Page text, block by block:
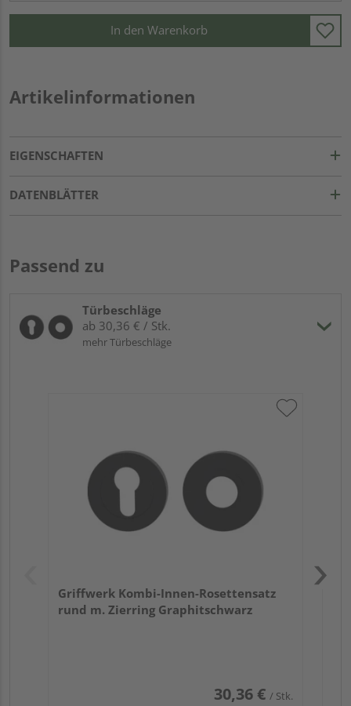
In den Warenkorb
Artikelinformationen
EIGENSCHAFTEN
DATENBLÄTTER
Passend zu
Türbeschläge
ab 30,36 € / Stk.
mehr Türbeschläge
Griffwerk Kombi-Innen-Rosettensatz
rund m. Zierring Graphitschwarz
30,36 € / Stk.